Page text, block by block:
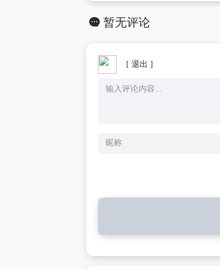
暂无评论
[ 退出 ]